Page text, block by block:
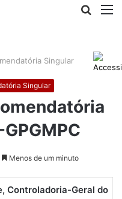
Singular
Singular
Menos de um minuto
Controladoria-Geral do